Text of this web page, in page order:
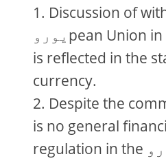
Discussion of
یوروpean Union in different countries
is reflected in the
currency.
Despite the
is no general